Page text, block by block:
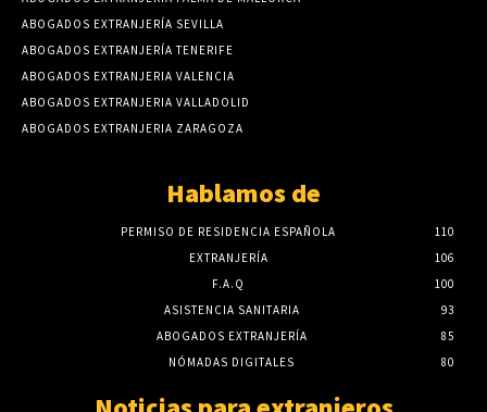
ABOGADOS EXTRANJERÍA SEVILLA
ABOGADOS EXTRANJERÍA TENERIFE
ABOGADOS EXTRANJERIA VALENCIA
ABOGADOS EXTRANJERIA VALLADOLID
ABOGADOS EXTRANJERIA ZARAGOZA
Hablamos de
PERMISO DE RESIDENCIA ESPAÑOLA
110
EXTRANJERÍA
106
F.A.Q
100
ASISTENCIA SANITARIA
93
ABOGADOS EXTRANJERÍA
85
NÓMADAS DIGITALES
80